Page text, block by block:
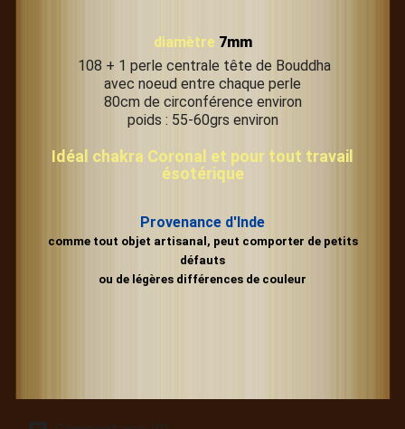
diamètre 7mm
108 + 1 perle centrale tête de Bouddha
avec noeud entre chaque perle
80cm de circonférence environ
poids : 55-60grs environ
Idéal chakra Coronal et pour tout travail
ésotérique
Provenance d'Inde
comme tout objet artisanal, peut comporter de petits
défauts
ou de légères différences de couleur